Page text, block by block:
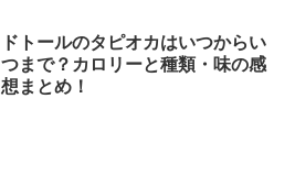
ドトールのタピオカはいつからい
つまで？カロリーと種類・味の感
想まとめ！